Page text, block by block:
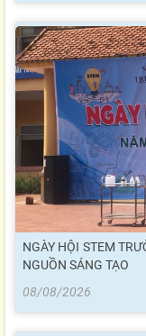
NGÀY HỘI STEM
NGUỒN SÁNG TẠO
08/08/2026